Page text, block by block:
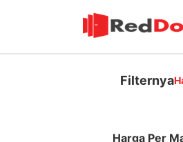
Filternya
Harga Per